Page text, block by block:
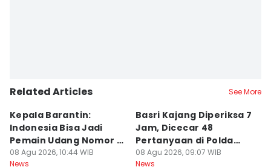
Related Articles See More
Kepala Barantin:
Indonesia Bisa Jadi
Pemain Udang Nomor 1
Dunia
08 Agu 2026, 10:44 WIB
News
Basri Kajang Diperiksa 7
Jam, Dicecar 48
Pertanyaan di Polda
Sulsel
08 Agu 2026, 09:07 WIB
News